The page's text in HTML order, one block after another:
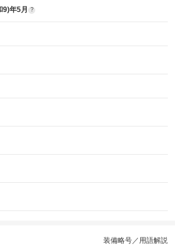
9)年5月 ?
装備略号／用語解説